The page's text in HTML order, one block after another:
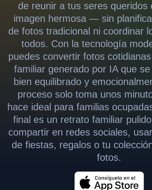
de reunir a tus seres queridos
imagen hermosa — sin
de fotos tradicional ni coordinar
todos. Con la tecnología
puedes convertir fotos
familiar generado por IA que
bien equilibrado y
proceso solo toma unos
hace ideal para familias
final es un retrato familiar
compartir en redes sociales,
de fiestas, regalos o tu
fotos.